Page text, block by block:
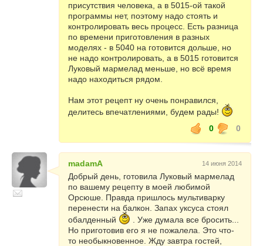
присутствия человека, а в 5015-ой такой
программы нет, поэтому надо стоять и
контролировать весь процесс. Есть разница
по времени приготовления в разных
моделях - в 5040 на готовится дольше, но
не надо контролировать, а в 5015 готовится
Луковый мармелад меньше, но всё время
надо находиться рядом.
Нам этот рецепт ну очень понравился,
делитесь впечатлениями, будем рады!
0
0
madamA 14 июня 2014
Добрый день, готовила Луковый мармелад
по вашему рецепту в моей любимой
Орсюше. Правда пришлось мультиварку
перенести на балкон. Запах уксуса стоял
обалденный
. Уже думала все бросить...
Но приготовив его я не пожалела. Это что-
то необыкновенное. Жду завтра гостей,